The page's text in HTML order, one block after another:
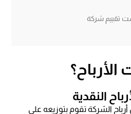
تقييم شركة
النقدية
الشركة تقوم بتوزيعه على